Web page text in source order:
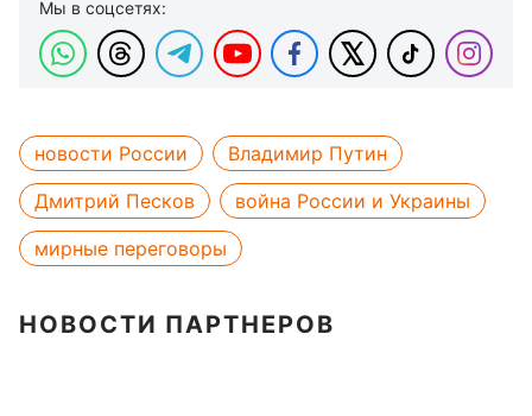
Мы в соцсетях:
новости России
Владимир Путин
Дмитрий Песков
война России и Украины
мирные переговоры
НОВОСТИ ПАРТНЕРОВ